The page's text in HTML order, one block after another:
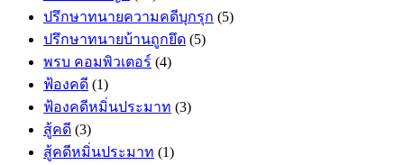
ปรึกษาทนายความคดีบุกรุก (5)
ปรึกษาทนายบ้านถูกยึด (5)
พรบ คอมพิวเตอร์ (4)
ฟ้องคดี (1)
ฟ้องคดีหมิ่นประมาท (3)
สู้คดี (3)
สู้คดีหมิ่นประมาท (1)